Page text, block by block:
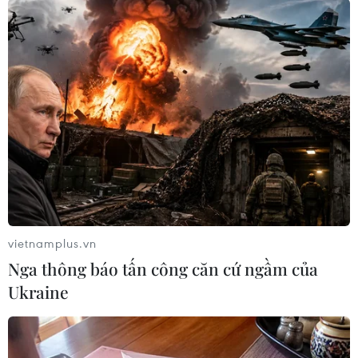
Theo dõi VietnamPlus
TIN LIÊN QUAN
vietnamplus.vn
Nga thông báo tấn công căn cứ ngầm của
Ukraine